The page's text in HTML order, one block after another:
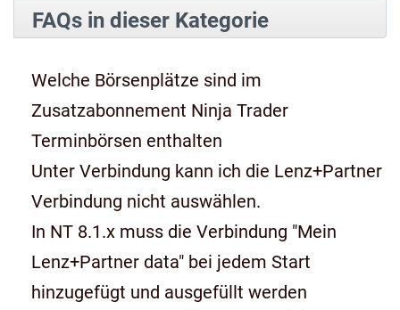
FAQs in dieser Kategorie
Welche Börsenplätze sind im
Zusatzabonnement Ninja Trader
Terminbörsen enthalten
Unter Verbindung kann ich die Lenz+Partner
Verbindung nicht auswählen.
In NT 8.1.x muss die Verbindung "Mein
Lenz+Partner data" bei jedem Start
hinzugefügt und ausgefüllt werden